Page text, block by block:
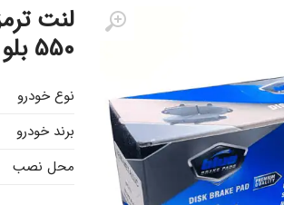
550 بلو BLUE
نوع خودرو
برند خودرو
محل نصب